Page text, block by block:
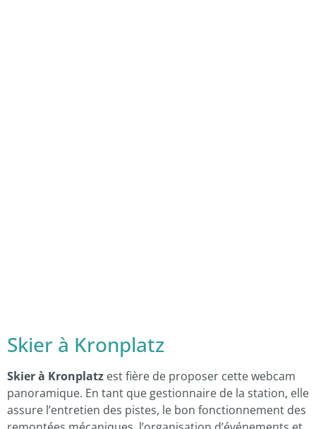
Skier à Kronplatz
Skier à Kronplatz est fière de proposer cette webcam
panoramique. En tant que gestionnaire de la station, elle
assure l’entretien des pistes, le bon fonctionnement des